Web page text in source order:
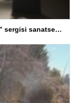
Kuşadası’nda “Dünya Hâlâ Çiçek Açıyor” sergisi sanatseverlerle buluşuyor